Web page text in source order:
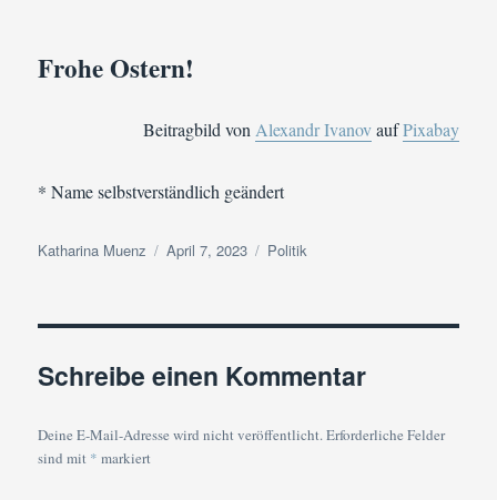
Frohe Ostern!
Beitragbild von Alexandr IvanovaufPixabay
* Name selbstverständlich geändert
Autor
Katharina Muenz
Veröffentlicht
April 7, 2023 Kategorien
Politik
Schreibe einen Kommentar
Deine E-Mail-Adresse wird nicht veröffentlicht.Erforderliche Felder
sind mit * markiert